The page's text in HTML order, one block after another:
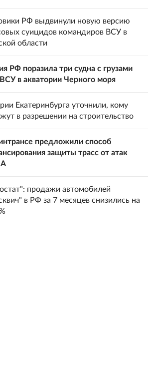
РФ выдвинули новую версию
суицидов командиров ВСУ в
области
РФ поразила три судна с грузами
в акватории Черного моря
Екатеринбурга уточнили, кому
в разрешении на строительство
предложили способ
защиты трасс от атак
продажи автомобилей
в РФ за 7 месяцев снизились на